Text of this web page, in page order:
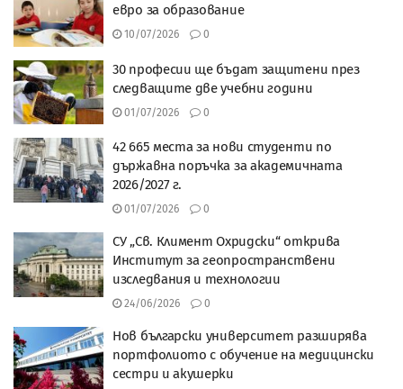
евро за образование
10/07/2026 0
30 професии ще бъдат защитени през
следващите две учебни години
01/07/2026 0
42 665 места за нови студенти по
държавна поръчка за академичната
2026/2027 г.
01/07/2026 0
СУ „Св. Климент Охридски“ открива
Институт за геопространствени
изследвания и технологии
24/06/2026 0
Нов български университет разширява
портфолиото с обучение на медицински
сестри и акушерки